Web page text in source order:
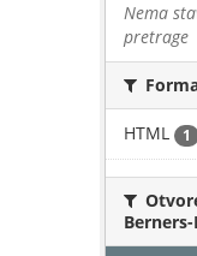
Nema
pretrage
HTML 1